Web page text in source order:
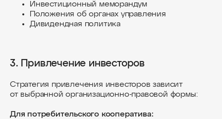
Инвестиционный меморандум
Положения об органах управления
Дивидендная политика
3. Привлечение инвесторов
Стратегия привлечения инвесторов зависит
от выбранной организационно-правовой формы:
Для потребительского кооператива:
+7 (931) 111-95-03
г. Сочи, ул. Водораздельная, д. 5/1
г. Минск, ул. Дзержинского, д. 104
+375 (29) 655-28-25
Офис Беларусь: